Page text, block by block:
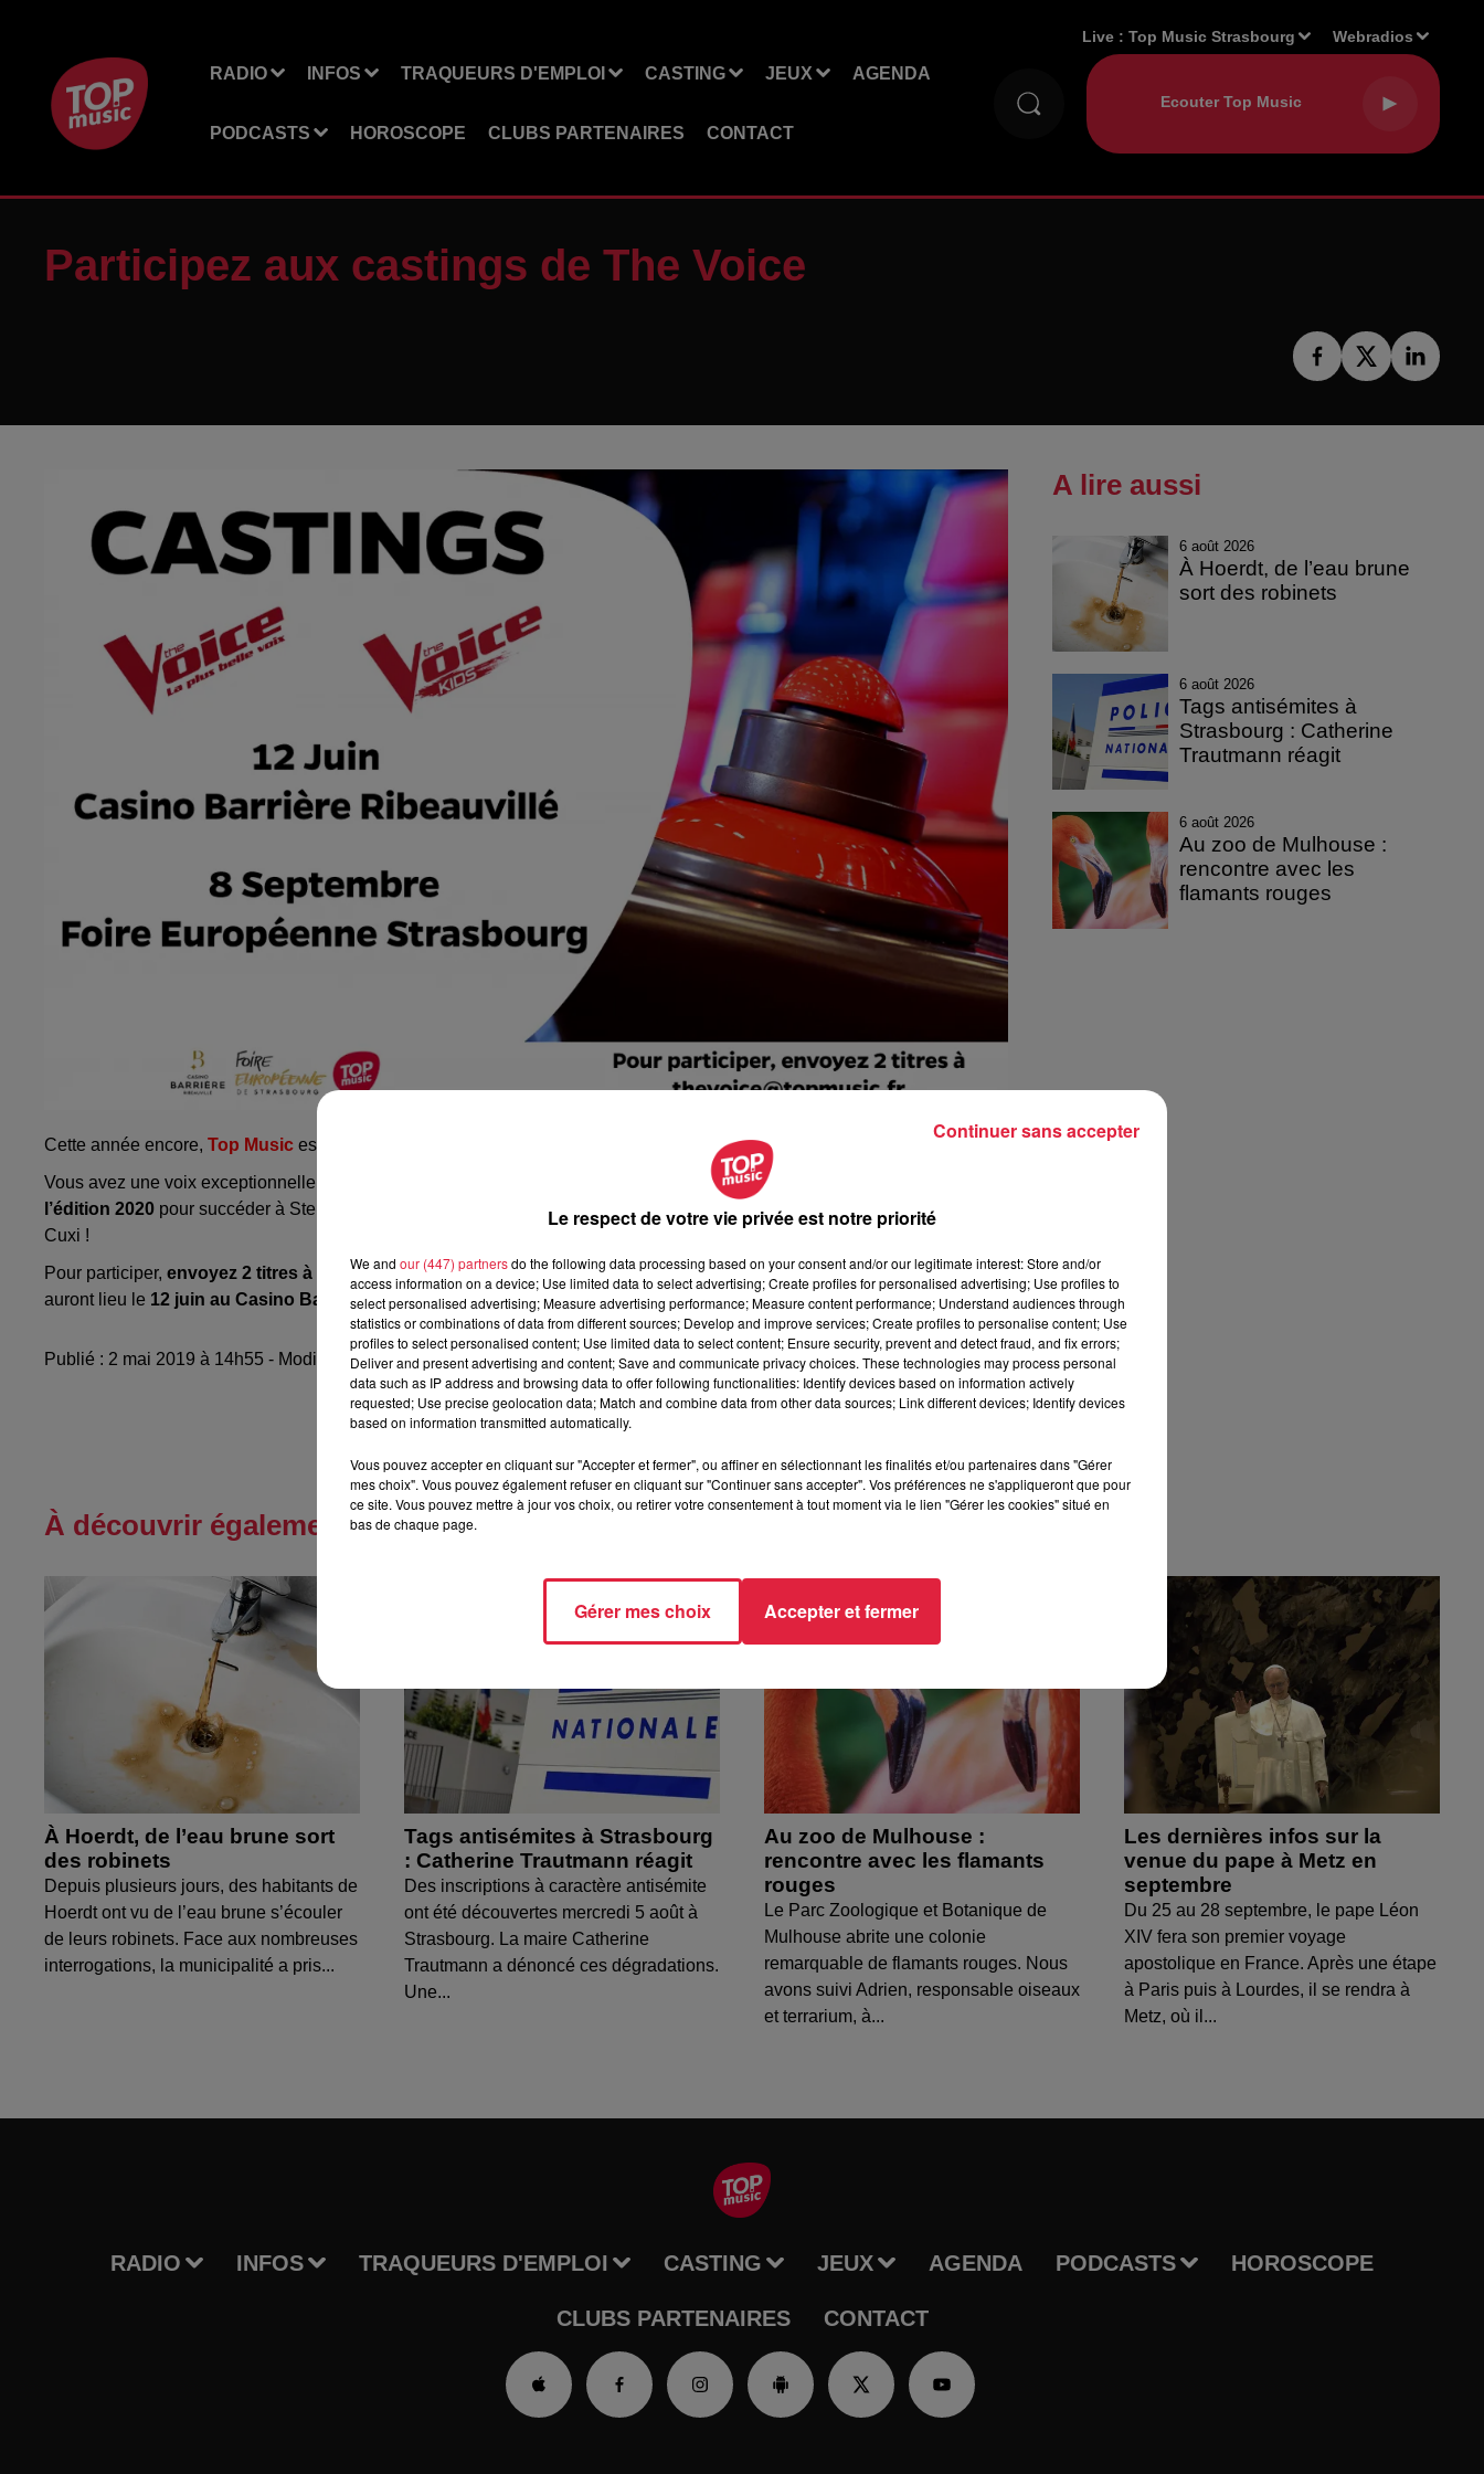
RADIO INFOS TRAQUEURS D'EMPLOI CASTING JEUX AGENDA
PODCASTS HOROSCOPE CLUBS PARTENAIRES CONTACT
Live :Top Music Strasbourg Webradios
Participez aux castings de The Voice
Cette année encore, Top Music est partenaire des castings de l'émission The Voice : La Plus Belle Voix
Vous avez une voix exceptionnelle ? Vous trouvez la voix d’un de vos proches magnifique ?Inscrivez-vous au casting de
l’édition 2020 pour succéder à Stephan Rizon, Yoann Fréget, Kendji Girac, Lilian Renaud, Slimane, ou encore Lisandro
Cuxi !
Pour participer, envoyez 2 titres à l'adresse mailthevoice@topmusic.fr et tentez d'être sélectionné pour les castings qui
auront lieu le 12 juin au Casino Barrière Ribeauvilléet le8 septembre à la Foire Européenne de Strasbourg.
Publié : 2 mai 2019 à 14h55 - Modifié : 10 mai 2021 à 10h49 Rédaction
A lire aussi
6 août 2026
À Hoerdt, de l’eau brune
sort des robinets
6 août 2026
Tags antisémites à
Strasbourg : Catherine
Trautmann réagit
6 août 2026
Au zoo de Mulhouse :
rencontre avec les
flamants rouges
À découvrir également
À Hoerdt, de l’eau brune sort
des robinets
Depuis plusieurs jours, des habitants de
Hoerdt ont vu de l’eau brune s’écouler
de leurs robinets. Face aux nombreuses
interrogations, la municipalité a pris...
Tags antisémites à Strasbourg
: Catherine Trautmann réagit
Des inscriptions à caractère antisémite
ont été découvertes mercredi 5 août à
Strasbourg. La maire Catherine
Trautmann a dénoncé ces dégradations.
Une...
Au zoo de Mulhouse :
rencontre avec les flamants
rouges
Le Parc Zoologique et Botanique de
Mulhouse abrite une colonie
remarquable de flamants rouges. Nous
avons suivi Adrien, responsable oiseaux
et terrarium, à...
Les dernières infos sur la
venue du pape à Metz en
septembre
Du 25 au 28 septembre, le pape Léon
XIV fera son premier voyage
apostolique en France. Après une étape
à Paris puis à Lourdes, il se rendra à
Metz, où il...
RADIO INFOS TRAQUEURS D'EMPLOI CASTING JEUX AGENDA PODCASTS HOROSCOPE
CLUBS PARTENAIRES CONTACT
Le respect de votre vie privée est notre priorité
We and our (447) partnersdo the following data processing based on your consent and/or our legitimate interest: Store and/or
access information on a device; Use limited data to select advertising; Create profiles for personalised advertising; Use profiles to
select personalised advertising; Measure advertising performance; Measure content performance; Understand audiences through
statistics or combinations of data from different sources; Develop and improve services; Create profiles to personalise content; Use
profiles to select personalised content; Use limited data to select content; Ensure security, prevent and detect fraud, and fix errors;
Deliver and present advertising and content; Save and communicate privacy choices. These technologies may process personal
data such as IP address and browsing data to offer following functionalities: Identify devices based on information actively
requested; Use precise geolocation data; Match and combine data from other data sources; Link different devices; Identify devices
based on information transmitted automatically.
Vous pouvez accepter en cliquant sur "Accepter et fermer", ou affiner en sélectionnant les finalités et/ou partenaires dans "Gérer
mes choix". Vous pouvez également refuser en cliquant sur "Continuer sans accepter". Vos préférences ne s'appliqueront que pour
ce site. Vous pouvez mettre à jour vos choix, ou retirer votre consentement à tout moment via le lien "Gérer les cookies" situé en
bas de chaque page.
Gérer mes choix Accepter et fermer
Continuer sans accepter